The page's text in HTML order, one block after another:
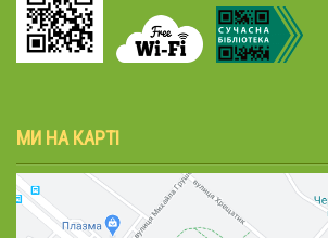
МИ НА КАРТІ